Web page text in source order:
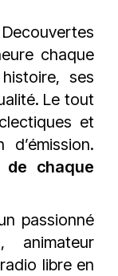
chaque
ses
Le tout
et
de chaque
passionné
animateur
libre en